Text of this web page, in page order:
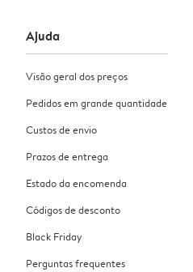
Ajuda
Visão geral dos preços
Pedidos em grande quantidade
Custos de envio
Prazos de entrega
Estado da encomenda
Códigos de desconto
Black Friday
Perguntas frequentes